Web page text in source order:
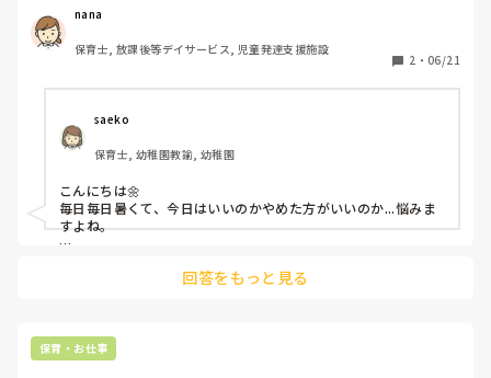
どちらも準備が少なく、テラスなど限られた
スペースでも取り入れやすい活動です。もし
よろしければ、ぜひ試してみてください！
ます。みなさんの園では、どのような基準で戸外活動の可否
nana
保育士, 放課後等デイサービス, 児童発達支援施設
2 ・ 06/21
saeko
保育士, 幼稚園教諭, 幼稚園
こんにちは🌼
毎日毎日暑くて、今日はいいのかやめた方がいいのか...悩みま
すよね。
びは絶対NGです。熱中症警戒アラートが出ていなくても、暑い
最終判断は保育士とのことで、何かあった時に...と考えると怖
いですよね。
回答をもっと見る
保育・お仕事